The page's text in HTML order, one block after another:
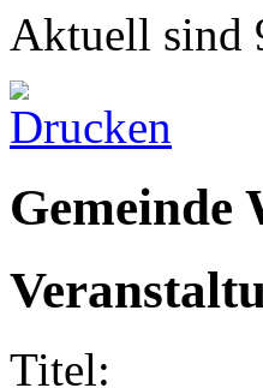
Aktuell sind
Gemeinde
Titel: